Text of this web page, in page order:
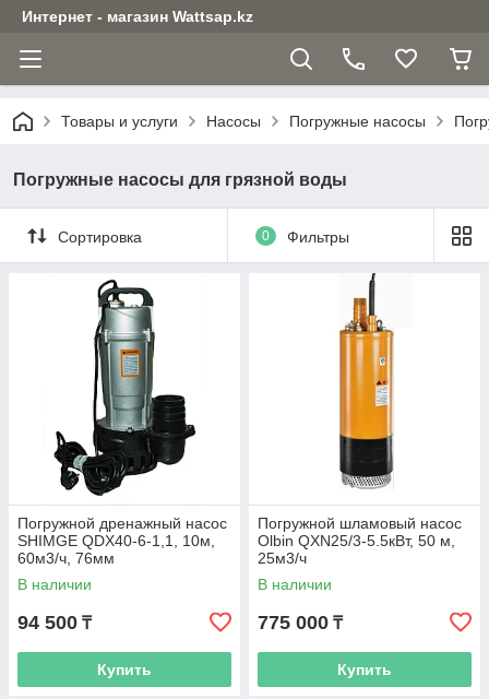
Интернет - магазин Wattsap.kz
Товары и услуги Насосы Погружные насосы
Погружные насосы для грязной воды
Сортировка 0 Фильтры
Погружной дренажный насос
SHIMGE QDX40-6-1,1, 10м,
60м3/ч, 76мм
В наличии
94 500 ₸
Купить
Погружной шламовый насос
Olbin QXN25/3-5.5кВт, 50 м,
25м3/ч
В наличии
775 000 ₸
Купить